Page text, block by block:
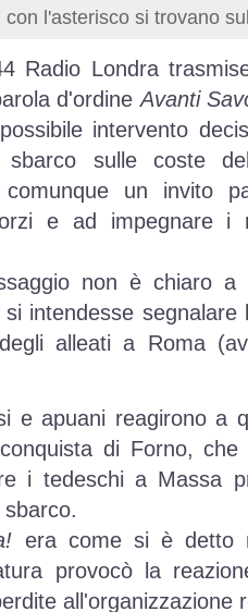
l'asterisco si trovano
Radio Londra
d'ordineAvanti
intervento
sbarco sulle coste
comunque un invito
e ad impegnare i
non è chiaro a
intendesse segnalare
alleati a Roma
e apuani reagirono a
di Forno,
i tedeschi a Massa
era come si è detto
provocò la
all'organizzazione